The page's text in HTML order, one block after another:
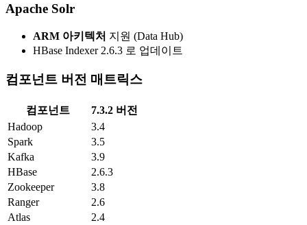
Apache Solr
ARM 아키텍처 지원 (Data Hub)
HBase Indexer 2.6.3 로 업데이트
컴포넌트 버전 매트릭스
컴포넌트
7.3.2 버전
Hadoop
3.4
Spark
3.5
Kafka
3.9
HBase
2.6.3
Zookeeper
3.8
Ranger
2.6
Atlas
2.4